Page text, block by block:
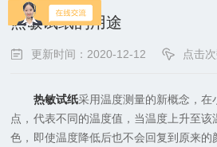
热敏试纸的用途
更新时间：2020-12-12 点击
热敏试纸采用温度测量的新概念，在
点，代表不同的温度值，当温度上升至
色，即使温度降低后也不会回复到原来